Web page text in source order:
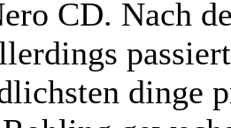
CD. Nach
dinge